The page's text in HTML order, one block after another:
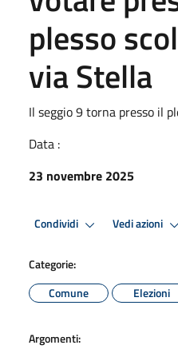
plesso
via Stella
Il seggio 9 torna presso il
Data :
23 novembre 2025
Condividi Vedi azioni
Categorie:
Comune
Elezioni
Argomenti: